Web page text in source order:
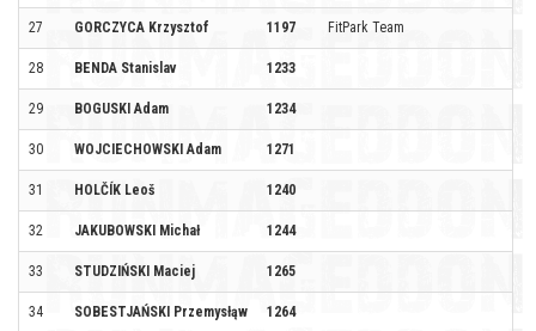
27 GORCZYCA Krzysztof 1197 FitPark Team
28 BENDA Stanislav 1233
29 BOGUSKI Adam 1234
30 WOJCIECHOWSKI Adam 1271
31 HOLČÍK Leoš 1240
32 JAKUBOWSKI Michał 1244
33 STUDZIŃSKI Maciej 1265
34 SOBESTJAŃSKI Przemysłąw 1264